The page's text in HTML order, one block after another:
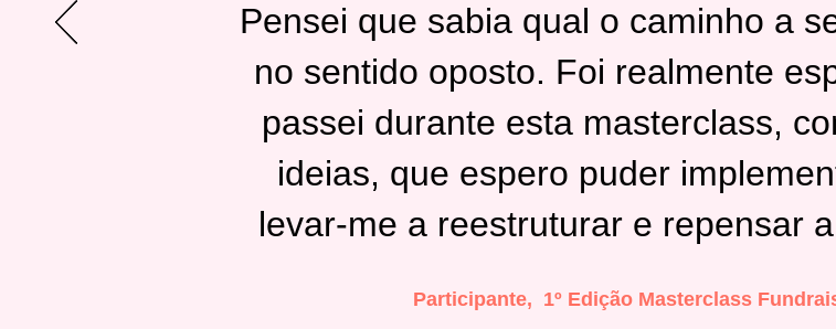
Pensei que sabia qual o caminho a
no sentido oposto. Foi realmente
passei durante esta masterclass,
ideias, que espero puder
levar-me a reestruturar e repensar
Participante, 1º Edição Masterclass